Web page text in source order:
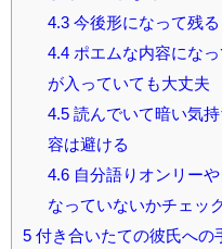
4.3今後形になって残
4.4ポエムな内容にな
が入っていても大丈夫
4.5読んでいて暗い気
容は避ける
4.6自分語りオンリー
なっていないかチェッ
5 付き合いたての彼氏への